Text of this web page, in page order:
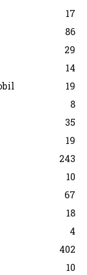
17
86
29
14
19
8
35
19
243
10
67
18
4
402
10